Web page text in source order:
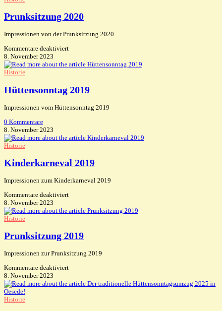
Prunksitzung 2020
Impressionen von der Prunksitzung 2020
Kommentare deaktiviertfür
2020
8. November 2023
Historie
Hüttensonntag 2019
Impressionen vom Hüttensonntag 2019
0 Kommentare
8. November 2023
Historie
Kinderkarneval 2019
Impressionen zum Kinderkarneval 2019
Kommentare deaktiviertfür
2019
8. November 2023
Historie
Prunksitzung 2019
Impressionen zur Prunksitzung 2019
Kommentare deaktiviertfür
2019
8. November 2023
Historie